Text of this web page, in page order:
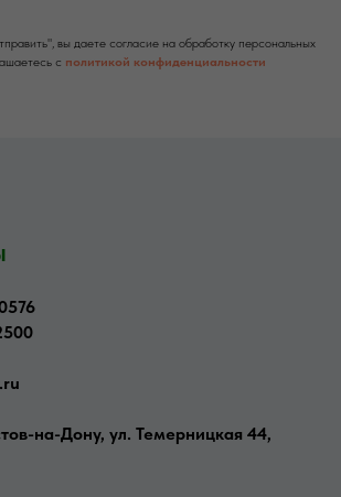
вы даете согласие на обработку персональных
c политикой конфиденциальности
на-Дону, ул. Темерницкая 44,